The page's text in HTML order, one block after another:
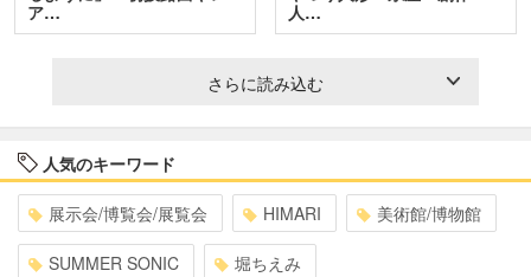
ア…
人…
さらに読み込む
人気のキーワード
展示会/博覧会/展覧会 HIMARI 美術館/博物館
SUMMER SONIC 堀ちえみ